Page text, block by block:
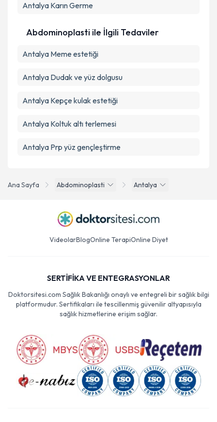
Ana Sayfa Abdominoplasti Antalya
Antalya Karın Germe
Abdominoplasti ile İlgili Tedaviler
Antalya Meme estetiği
Antalya Dudak ve yüz dolgusu
Antalya Kepçe kulak estetiği
Antalya Koltuk altı terlemesi
Antalya Prp yüz gençleştirme
VideolarBlogOnline TerapiOnline Diyet
SERTİFİKA VE ENTEGRASYONLAR
Doktorsitesi.com Sağlık Bakanlığı onaylı ve entegreli bir sağlık bilgi
platformudur. Sertifikaları ile tescillenmiş güvenilir altyapısıyla
sağlık hizmetlerine erişim sağlar.